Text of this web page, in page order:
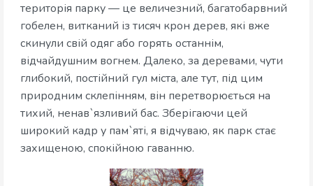
територія парку — це величезний, багатобарвний
гобелен, витканий із тисяч крон дерев, які вже
скинули свій одяг або горять останнім,
відчайдушним вогнем. Далеко, за деревами, чути
глибокий, постійний гул міста, але тут, під цим
природним склепінням, він перетворюється на
тихий, ненав`язливий бас. Зберігаючи цей
широкий кадр у пам`яті, я відчуваю, як парк стає
захищеною, спокійною гаванню.